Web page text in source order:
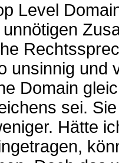
Level
unsinnig und
Domain
sei.
Hätte